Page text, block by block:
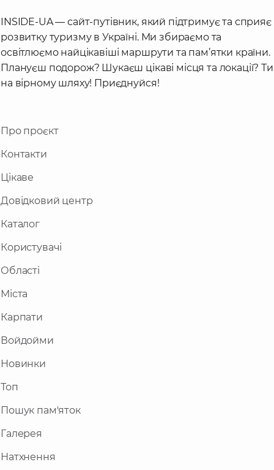
INSIDE-UA — сайт-путівник, який підтримує та сприяє
розвитку туризму в Україні. Ми збираємо та
освітлюємо найцікавіші маршрути та пам’ятки країни.
Плануєш подорож? Шукаєш цікаві місця та локації? Ти
на вірному шляху! Приєднуйся!
Про проєкт
Контакти
Цікаве
Довідковий центр
Каталог
Користувачі
Області
Міста
Карпати
Войдойми
Новинки
Топ
Пошук пам'яток
Галерея
Натхнення